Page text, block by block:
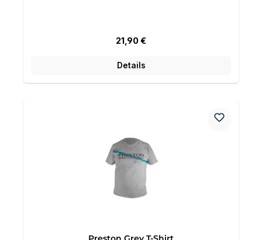
Regulärer Preis:
21,90 €
Details